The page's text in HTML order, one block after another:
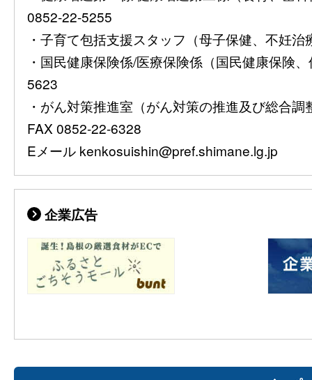
0852-22-5255
・子育て包括支援スタッフ（母子保健、不妊
・国民健康保険係/医療保険係（国民健康保険
5623
・がん対策推進室（がん対策の推進及び総合
FAX 0852-22-6328
Eメール kenkosuishin@pref.shimane.lg.jp
企業広告